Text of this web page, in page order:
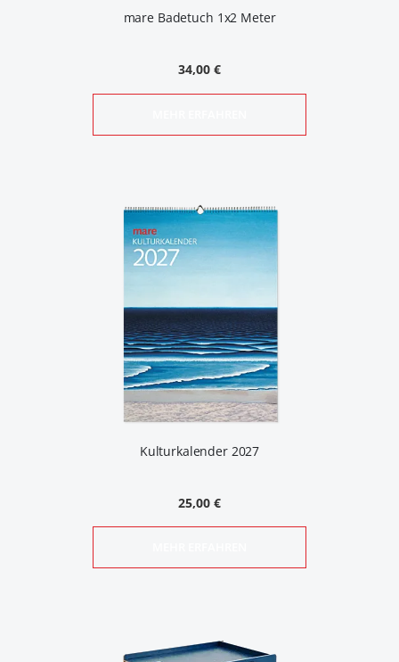
mare Badetuch 1x2 Meter
34,00 €
Kulturkalender 2027
25,00 €